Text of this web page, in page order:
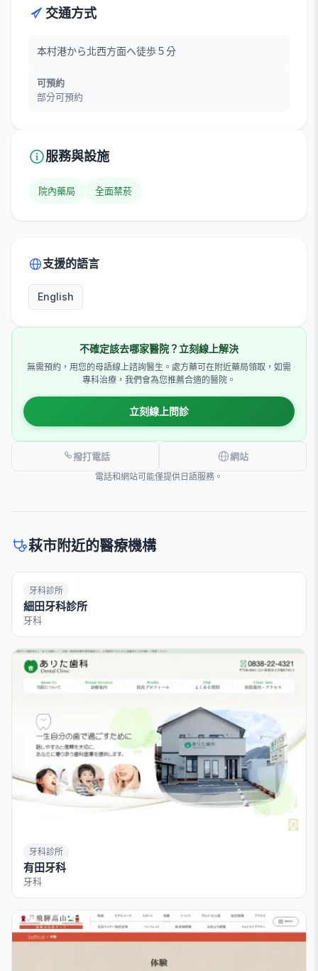
交通方式
本村港から北西方面へ徒歩５分
可預約
部分可預約
服務與設施
院內藥局 全面禁菸
支援的語言
English
不確定該去哪家醫院？立刻線上解決
無需預約，用您的母語線上諮詢醫生。處方藥可在附近藥局領取，如需
專科治療，我們會為您推薦合適的醫院。
立刻線上問診
撥打電話 網站
電話和網站可能僅提供日語服務。
萩市附近的醫療機構
牙科診所
細田牙科診所
牙科
牙科診所
有田牙科
牙科